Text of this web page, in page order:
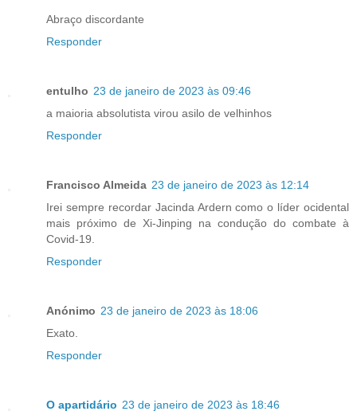
Abraço discordante
Responder
entulho 23 de janeiro de 2023 às 09:46
a maioria absolutista virou asilo de velhinhos
Responder
Francisco Almeida 23 de janeiro de 2023 às 12:14
Irei sempre recordar Jacinda Ardern como o líder ocidental
mais próximo de Xi-Jinping na condução do combate à
Covid-19.
Responder
Anónimo 23 de janeiro de 2023 às 18:06
Exato.
Responder
O apartidário 23 de janeiro de 2023 às 18:46